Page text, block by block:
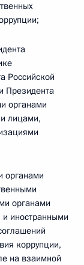
Российской
Президента
органами
лицами,
органами
органами
и иностранными
коррупции,
на взаимной